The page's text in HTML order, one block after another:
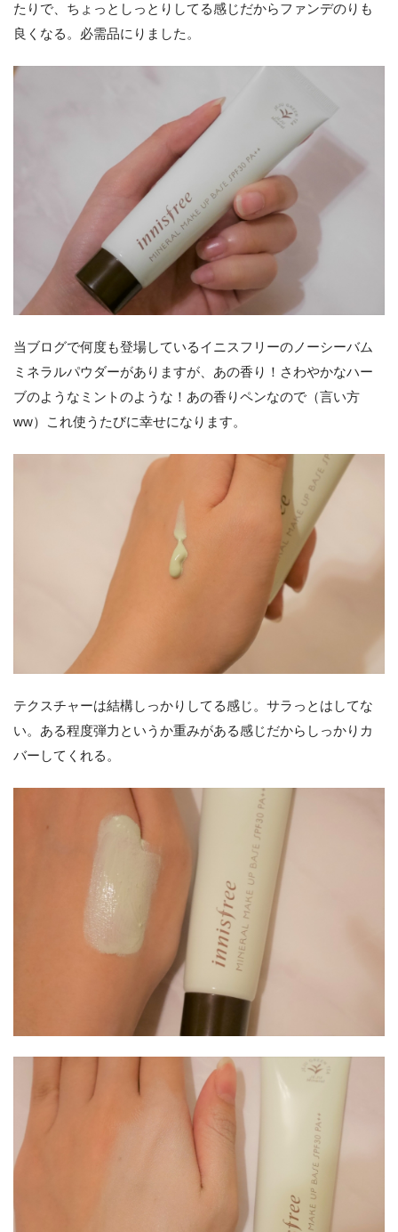
たりで、ちょっとしっとりしてる感じだからファンデのりも
良くなる。必需品にりました。
当ブログで何度も登場しているイニスフリーのノーシーバム
ミネラルパウダーがありますが、あの香り！さわやかなハー
ブのようなミントのような！あの香りペンなので（言い方
ww）これ使うたびに幸せになります。
テクスチャーは結構しっかりしてる感じ。サラっとはしてな
い。ある程度弾力というか重みがある感じだからしっかりカ
バーしてくれる。